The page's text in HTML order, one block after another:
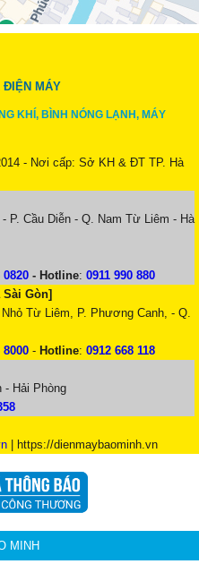
ĐIỆN MÁY
KHÍ, BÌNH NÓNG LẠNH, MÁY
- Nơi cấp: Sở KH & ĐT TP. Hà
P. Cầu Diễn - Q. Nam Từ Liêm - Hà
0820 - Hotline: 0911 990 880
Gòn]
Từ Liêm, P. Phương Canh, - Q.
8000 - Hotline: 0912 668 118
- Hải Phòng
| https://dienmaybaominh.vn
MINH